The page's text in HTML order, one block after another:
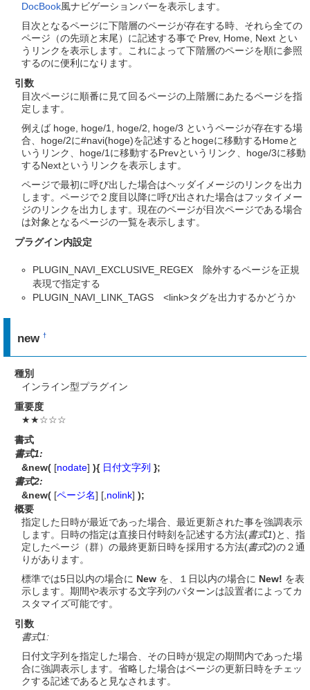
DocBook風ナビゲーションバーを表示します。
目次となるページに下階層のページが存在する時、それら全ての
ページ（の先頭と末尾）に記述する事で Prev, Home, Next とい
うリンクを表示します。これによって下階層のページを順に参照
するのに便利になります。
引数
目次ページに順番に見て回るページの上階層にあたるページを指
定します。
例えば hoge, hoge/1, hoge/2, hoge/3 というページが存在する場
合、hoge/2に#navi(hoge)を記述するとhogeに移動するHomeと
いうリンク、hoge/1に移動するPrevというリンク、hoge/3に移動
するNextというリンクを表示します。
ページで最初に呼び出した場合はヘッダイメージのリンクを出力
します。ページで２度目以降に呼び出された場合はフッタイメー
ジのリンクを出力します。現在のページが目次ページである場合
は対象となるページの一覧を表示します。
プラグイン内設定
PLUGIN_NAVI_EXCLUSIVE_REGEX 除外するページを正規
表現で指定する
PLUGIN_NAVI_LINK_TAGS <link>タグを出力するかどうか
new†
種別
インライン型プラグイン
重要度
★★☆☆☆
書式
書式1:
&new( [nodate] ){ 日付文字列 };
書式2:
&new( [ページ名] [, nolink] );
概要
指定した日時が最近であった場合、最近更新された事を強調表示
します。日時の指定は直接日付時刻を記述する方法(書式1)と、指
定したページ（群）の最終更新日時を採用する方法(書式2)の２通
りがあります。
標準では5日以内の場合に New を、１日以内の場合に New! を表
示します。期間や表示する文字列のパターンは設置者によってカ
スタマイズ可能です。
引数
書式1:
日付文字列を指定した場合、その日時が規定の期間内であった場
合に強調表示します。省略した場合はページの更新日時をチェッ
クする記述であると見なされます。